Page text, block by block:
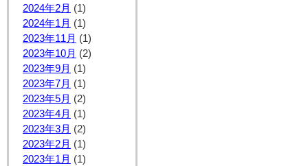
2024年2月 (1)
2024年1月 (1)
2023年11月 (1)
2023年10月 (2)
2023年9月 (1)
2023年7月 (1)
2023年5月 (2)
2023年4月 (1)
2023年3月 (2)
2023年2月 (1)
2023年1月 (1)